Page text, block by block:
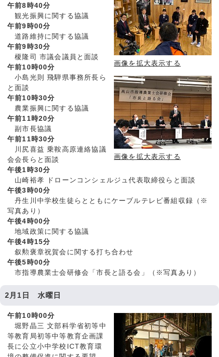
画像を拡大表示する
画像を拡大表示する
午前8時40分
観光振興に関する協議
午前9時00分
道路維持に関する協議
午前9時30分
榎隆司 市議会議員と面談
午前10時00分
小島光則 飛騨県事務所長ら
と面談
午前10時30分
農業振興に関する協議
午前11時20分
副市長協議
午前11時30分
川尻喜益 乗鞍高原連絡協議
会会長らと面談
午後1時30分
山崎裕孝 ドローンコンシェルジュ代表取締役らと面談
午後3時00分
丹生川中学校生徒らとともにケーブルテレビ番組収録（※
写真あり）
午後4時00分
地域政策に関する協議
午後4時15分
叙勲褒章祝賀会に関する打ち合わせ
午後5時00分
市指導農業士会研修会「市長と語る会」（※写真あり）
2月1日 水曜日
午前10時00分
堀野晶三 文部科学省初等中
等教育局初等中等教育企画課
長に公立小中学校ICT教育環